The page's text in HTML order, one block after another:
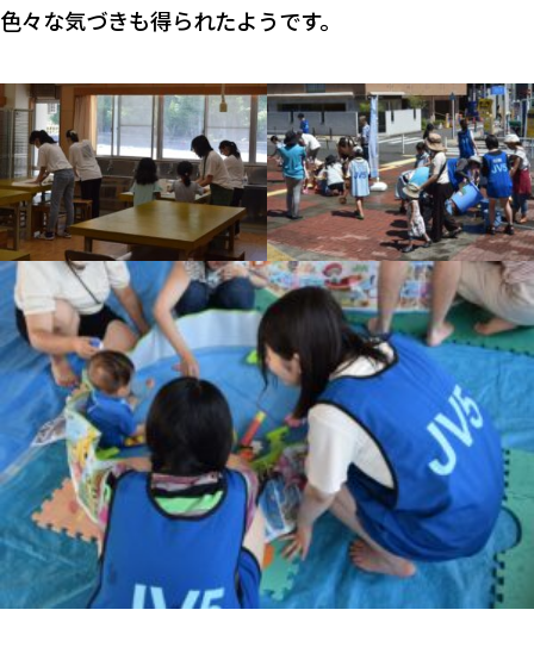
色々な気づきも得られたようです。